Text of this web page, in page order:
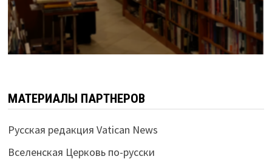
МАТЕРИАЛЫ ПАРТНЕРОВ
Русская редакция Vatican News
Вселенская Церковь по-русски